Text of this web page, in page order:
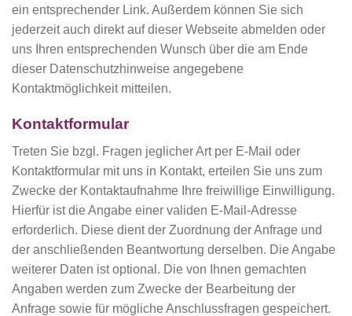
ein entsprechender Link. Außerdem können Sie sich
jederzeit auch direkt auf dieser Webseite abmelden oder
uns Ihren entsprechenden Wunsch über die am Ende
dieser Datenschutzhinweise angegebene
Kontaktmöglichkeit mitteilen.
Kontaktformular
Treten Sie bzgl. Fragen jeglicher Art per E-Mail oder
Kontaktformular mit uns in Kontakt, erteilen Sie uns zum
Zwecke der Kontaktaufnahme Ihre freiwillige Einwilligung.
Hierfür ist die Angabe einer validen E-Mail-Adresse
erforderlich. Diese dient der Zuordnung der Anfrage und
der anschließenden Beantwortung derselben. Die Angabe
weiterer Daten ist optional. Die von Ihnen gemachten
Angaben werden zum Zwecke der Bearbeitung der
Anfrage sowie für mögliche Anschlussfragen gespeichert.